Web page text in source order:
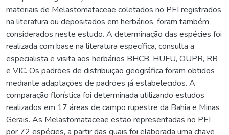
materiais de Melastomataceae coletados no PEI registrados
na literatura ou depositados em herbários, foram também
considerados neste estudo. A determinação das espécies foi
realizada com base na literatura específica, consulta a
especialista e visita aos herbários BHCB, HUFU, OUPR, RB
e VIC. Os padrões de distribuição geográfica foram obtidos
mediante adaptações de padrões já estabelecidos. A
comparação florística foi determinada utilizando estudos
realizados em 17 áreas de campo rupestre da Bahia e Minas
Gerais. As Melastomataceae estão representadas no PEI
por 72 espécies, a partir das quais foi elaborada uma chave